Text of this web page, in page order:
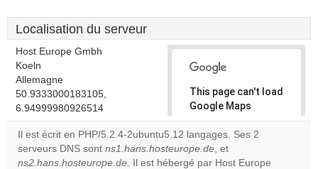
Localisation du serveur
Host Europe Gmbh
Koeln
Allemagne
50.9333000183105,
6.94999980926514
This page can't load
Google Maps
correctly.
Do you
own this
OK
Il est écrit en PHP/5.2.4-2ubuntu5.12 langages. Ses 2
serveurs DNS sont ns1.hans.hosteurope.de, et
ns2.hans.hosteurope.de. Il est hébergé par Host Europe